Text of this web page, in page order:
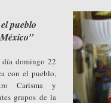
pueblo
día domingo 22
con el pueblo,
Carisma y
grupos de la